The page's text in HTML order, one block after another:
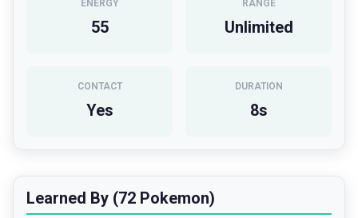
ENERGY
55
RANGE
Unlimited
CONTACT
Yes
DURATION
8s
Learned By (72 Pokemon)